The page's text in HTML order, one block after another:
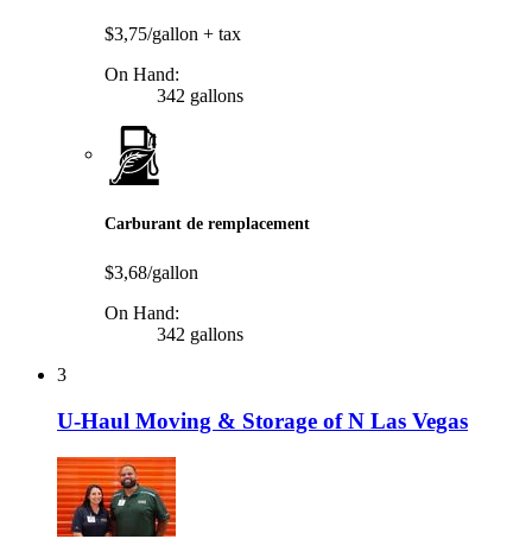
$3,75/gallon + tax
On Hand:
342 gallons
Carburant de remplacement
$3,68/gallon
On Hand:
342 gallons
3
U-Haul Moving & Storage of N Las Vegas